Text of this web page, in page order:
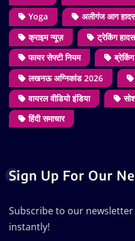
Yoga
अलीगंज आग
क्राइम न्यूज़
ट्रेकिंग
फायर सेफ्टी नियम
लखनऊ अग्निकांड 2026
वायरल वीडियो इंडिया
हिंदी समाचार
Sign Up For Our
Subscribe to our
instantly!